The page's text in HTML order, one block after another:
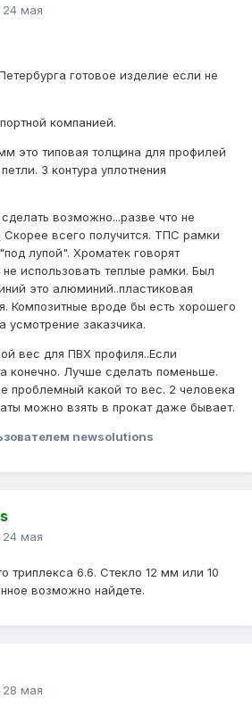
24 мая
готовое изделие если не
компанией.
это типовая толщина для профилей
3 контура уплотнения
возможно...разве что не
Скорее всего получится. ТПС рамки
лупой". Хроматек говорят
использовать теплые рамки. Был
это алюминий..пластиковая
Композитные вроде бы есть хорошего
усмотрение заказчика.
вес для ПВХ профиля..Если
конечно. Лучше сделать поменьше.
проблемный какой то вес. 2 человека
можно взять в прокат даже бывает.
newsolutions
24 мая
триплекса 6.6. Стекло 12 мм или 10
возможно найдете.
28 мая